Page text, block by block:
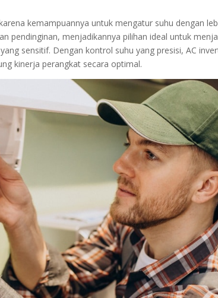
kemampuannya untuk mengatur suhu dengan
pendinginan, menjadikannya pilihan ideal untuk
sensitif. Dengan kontrol suhu yang presisi, AC
kinerja perangkat secara optimal.